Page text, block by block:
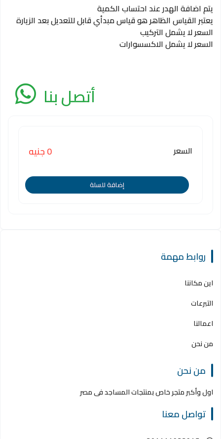
يتم اضافة الهدر عند احتساب الكمية
يعتبر القياس الظاهر هو قياس مبدأي قابل للتعديل بعد الزيارة
السعر لا يشمل التركيب
السعر لا يشمل الاكسسوارات
أتصل بنا
السعر 0 جنيه
إضافة للسلة
روابط مهمة
اين مكاننا
التبرعات
اعمالنا
من نحن
من نحن
اول وأكبر متجر خاص بمنتجات المساجد فى مصر
تواصل معنا